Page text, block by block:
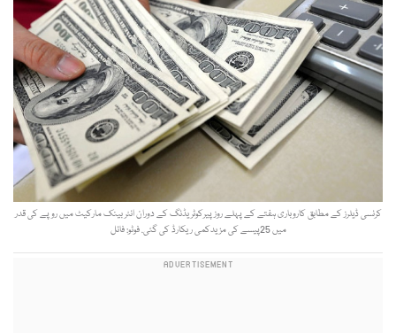
کرنسی ڈیلرز کے مطابق کاروباری ہفتے کے پہلے روز پیرکوٹریڈنگ کے دوران انٹر بینک مارکیٹ میں روپے کی قدر
میں 25پیسے کی مزیدکمی ریکارڈ کی گئی. فوٹو: فائل